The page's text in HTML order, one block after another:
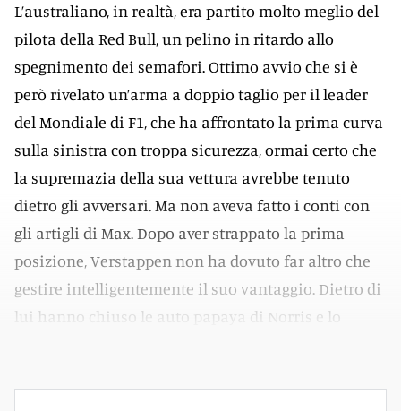
L’australiano, in realtà, era partito molto meglio del
pilota della Red Bull, un pelino in ritardo allo
spegnimento dei semafori. Ottimo avvio che si è
però rivelato un’arma a doppio taglio per il leader
del Mondiale di F1, che ha affrontato la prima curva
sulla sinistra con troppa sicurezza, ormai certo che
la supremazia della sua vettura avrebbe tenuto
dietro gli avversari. Ma non aveva fatto i conti con
gli artigli di Max. Dopo aver strappato la prima
posizione, Verstappen non ha dovuto far altro che
gestire intelligentemente il suo vantaggio. Dietro di
lui hanno chiuso le auto papaya di Norris e lo